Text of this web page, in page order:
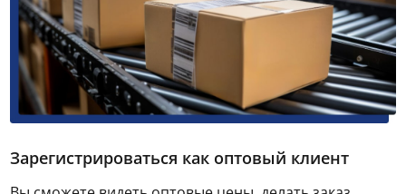
Зарегистрироваться как оптовый клиент